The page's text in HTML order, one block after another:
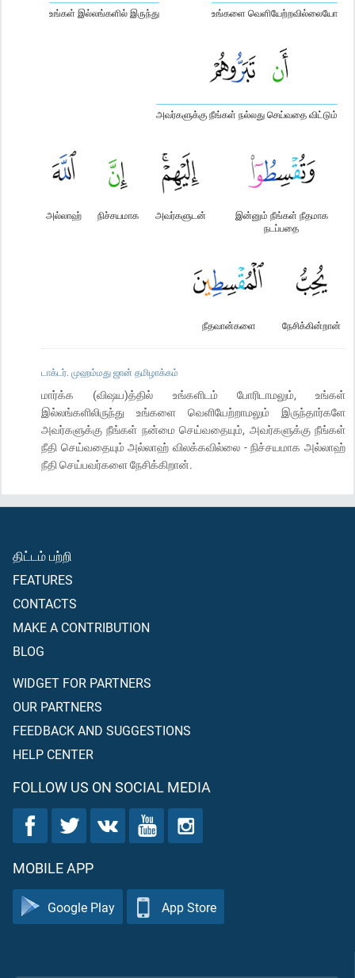
உங்களை வெளியேற்றவில்லையோ
உங்கள் இல்லங்களில் இருந்து
அவர்களுக்கு நீங்கள் நல்லது செய்வதை விட்டும்
இன்னும் நீங்கள் நீதமாக
நடப்பதை
அவர்களுடன்
நிச்சயமாக
அல்லாஹ்
நேசிக்கின்றான்
நீதவான்களை
டாக்டர். முஹம்மது ஜான் தமிழாக்கம்
மார்க்க (விஷய)த்தில் உங்களிடம் போரிடாமலும், உங்கள்
இல்லங்களிலிருந்து உங்களை வெளியேற்றாமலும் இருந்தார்களே
அவர்களுக்கு நீங்கள் நன்மை செய்வதையும், அவர்களுக்கு நீங்கள்
நீதி செய்வதையும் அல்லாஹ் விலக்கவில்லை - நிச்சயமாக அல்லாஹ்
நீதி செய்பவர்களை நேசிக்கிறான்.
திட்டம் பற்றி
FEATURES
CONTACTS
MAKE A CONTRIBUTION
BLOG
WIDGET FOR PARTNERS
OUR PARTNERS
FEEDBACK AND SUGGESTIONS
HELP CENTER
FOLLOW US ON SOCIAL MEDIA
MOBILE APP
Google Play App Store